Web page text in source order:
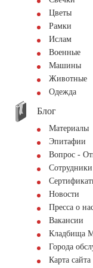
Цветы
Рамки
Ислам
Военные
Машины
Животные
Одежда
Блог
Материалы
Эпитафии
Вопрос -
Сотрудники
Новости
Пресса о
Вакансии
Кладбища
Города
Карта сайта